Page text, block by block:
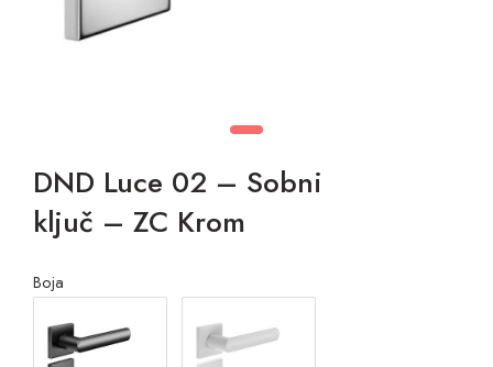
DND Luce 02 – Sobni
ključ – ZC Krom
Boja